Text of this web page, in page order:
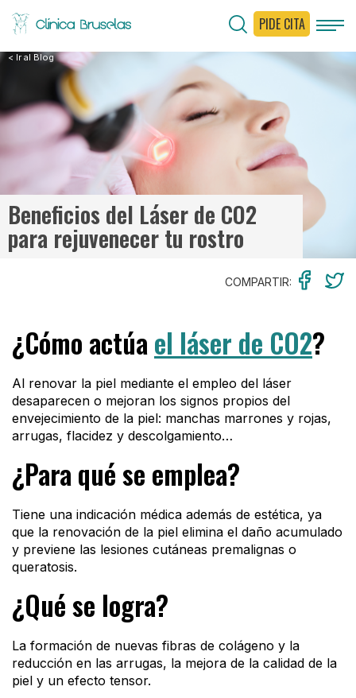
PIDE CITA
< Ir al Blog
Beneficios del Láser de CO2
para rejuvenecer tu rostro
COMPARTIR:
¿Cómo actúael láser de CO2?
Al renovar la piel mediante el empleo del láser
desaparecen o mejoran los signos propios del
envejecimiento de la piel: manchas marrones y rojas,
arrugas, flacidez y descolgamiento…
¿Para qué se emplea?
Tiene una indicación médica además de estética, ya
que la renovación de la piel elimina el daño acumulado
y previene las lesiones cutáneas premalignas o
queratosis.
¿Qué se logra?
La formación de nuevas fibras de colágeno y la
reducción en las arrugas, la mejora de la calidad de la
piel y un efecto tensor.